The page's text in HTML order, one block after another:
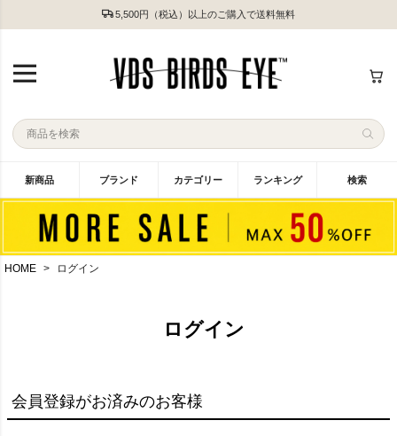
5,500円（税込）以上のご購入で送料無料
新商品 ブランド カテゴリー ランキング 検索
HOME ログイン
ログイン
会員登録がお済みのお客様